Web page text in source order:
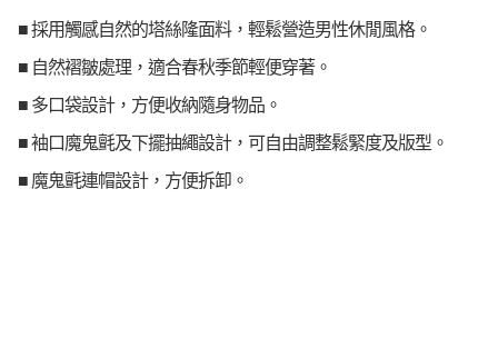
■ 採用觸感自然的塔絲隆面料，輕鬆營造男性休閒風格。
■ 自然褶皺處理，適合春秋季節輕便穿著。
■ 多口袋設計，方便收納隨身物品。
■ 袖口魔鬼氈及下擺抽繩設計，可自由調整鬆緊度及版型。
■ 魔鬼氈連帽設計，方便拆卸。